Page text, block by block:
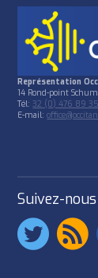
Représentation
14 Rond-point
Tél:32 (0) 476 89
E-mail:
Suivez-